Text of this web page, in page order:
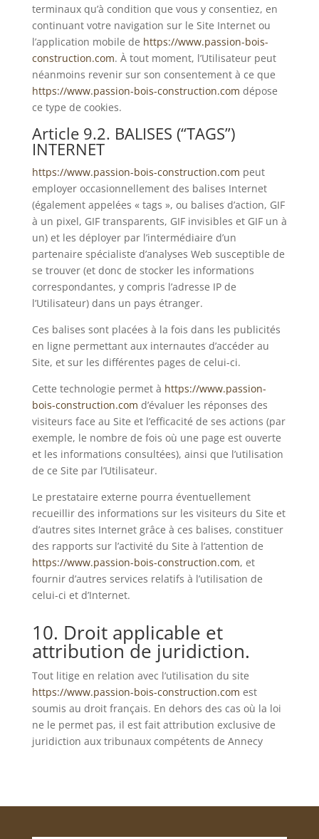
terminaux qu’à condition que vous y consentiez, en
continuant votre navigation sur le Site Internet ou
l’application mobile de https://www.passion-bois-
construction.com. À tout moment, l’Utilisateur peut
néanmoins revenir sur son consentement à ce que
https://www.passion-bois-construction.com dépose
ce type de cookies.
Article 9.2. BALISES (“TAGS”)
INTERNET
https://www.passion-bois-construction.com peut
employer occasionnellement des balises Internet
(également appelées « tags », ou balises d’action, GIF
à un pixel, GIF transparents, GIF invisibles et GIF un à
un) et les déployer par l’intermédiaire d’un
partenaire spécialiste d’analyses Web susceptible de
se trouver (et donc de stocker les informations
correspondantes, y compris l’adresse IP de
l’Utilisateur) dans un pays étranger.
Ces balises sont placées à la fois dans les publicités
en ligne permettant aux internautes d’accéder au
Site, et sur les différentes pages de celui-ci.
Cette technologie permet à https://www.passion-
bois-construction.com d’évaluer les réponses des
visiteurs face au Site et l’efficacité de ses actions (par
exemple, le nombre de fois où une page est ouverte
et les informations consultées), ainsi que l’utilisation
de ce Site par l’Utilisateur.
Le prestataire externe pourra éventuellement
recueillir des informations sur les visiteurs du Site et
d’autres sites Internet grâce à ces balises, constituer
des rapports sur l’activité du Site à l’attention de
https://www.passion-bois-construction.com, et
fournir d’autres services relatifs à l’utilisation de
celui-ci et d’Internet.
10. Droit applicable et
attribution de juridiction.
Tout litige en relation avec l’utilisation du site
https://www.passion-bois-construction.com est
soumis au droit français. En dehors des cas où la loi
ne le permet pas, il est fait attribution exclusive de
juridiction aux tribunaux compétents de Annecy